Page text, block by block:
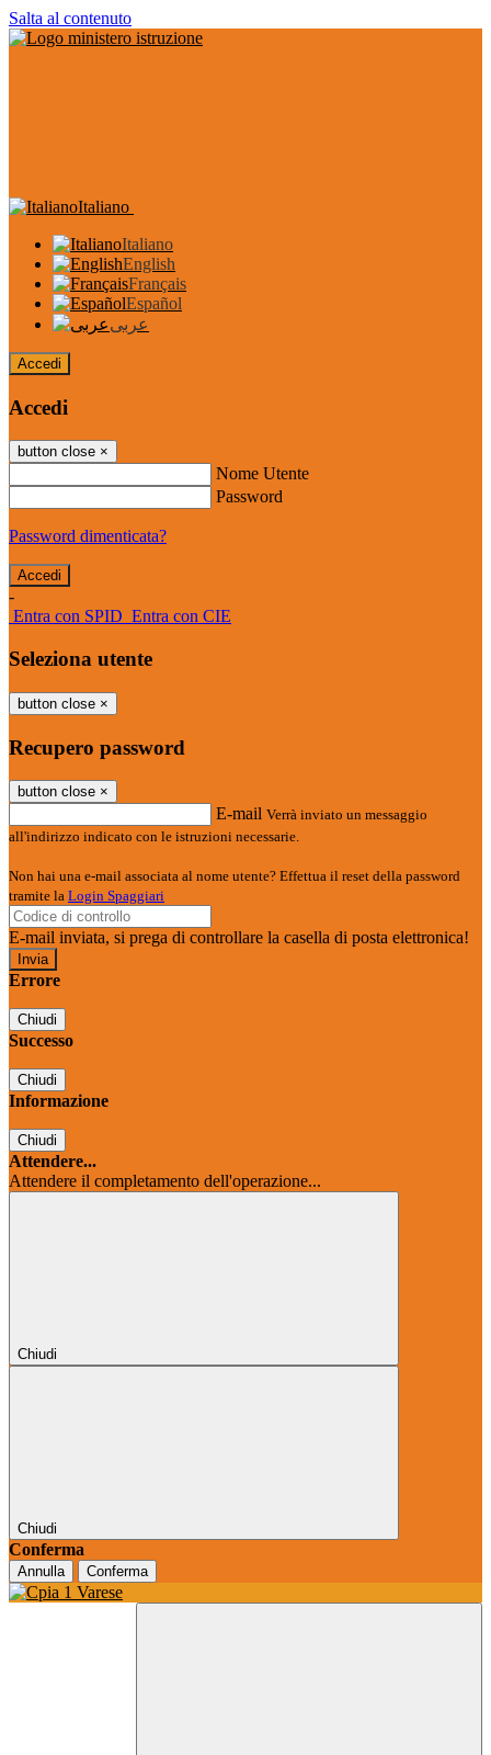
Salta al contenuto
Italiano
Italiano
English
Français
Español
عربى
Accedi
Accedi
button close ×
Nome Utente
Password
Password dimenticata?
-
Entra con SPID Entra con CIE
Seleziona utente
button close ×
Recupero password
button close ×
E-mail Verrà inviato un messaggio
all'indirizzo indicato con le istruzioni necessarie.
Non hai una e-mail associata al nome utente? Effettua il reset della password
tramite la Login Spaggiari
E-mail inviata, si prega di controllare la casella di posta elettronica!
Errore
Chiudi
Successo
Chiudi
Informazione
Chiudi
Attendere...
Attendere il completamento dell'operazione...
Chiudi
Chiudi
Conferma
Annulla Conferma